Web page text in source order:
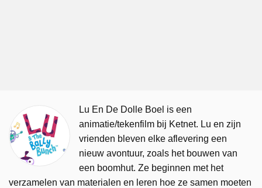
Lu En De Dolle Boel is een
animatie/tekenfilm bij Ketnet. Lu en zijn
vrienden bleven elke aflevering een
nieuw avontuur, zoals het bouwen van
een boomhut. Ze beginnen met het
verzamelen van materialen en leren hoe ze samen moeten